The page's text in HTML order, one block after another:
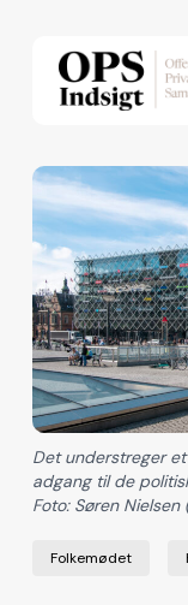
Folkemødet
Det understreger
adgang til de
Foto: Søren Nielsen